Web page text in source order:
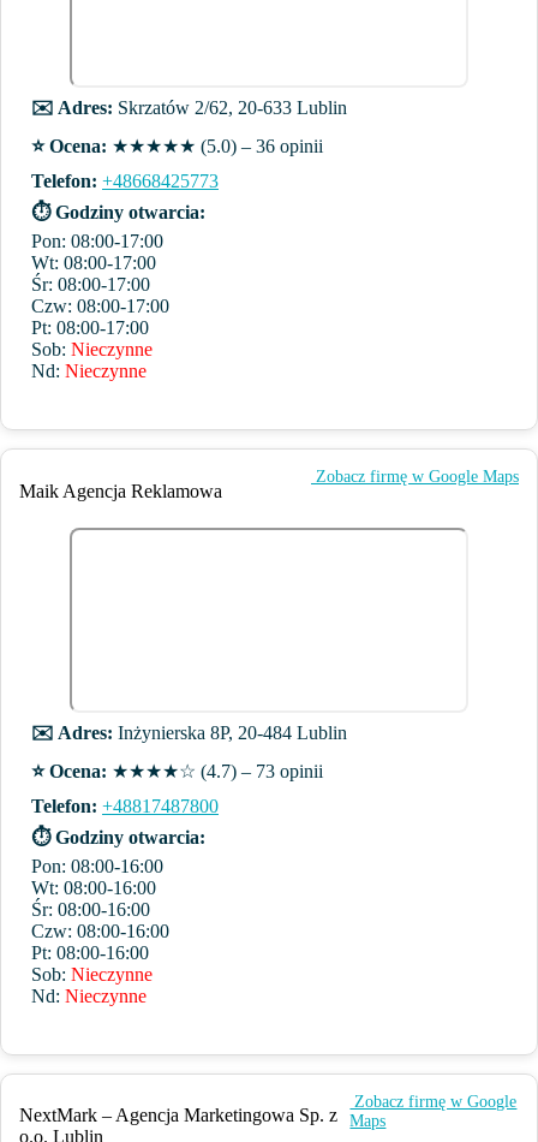
✉️ Adres: Skrzatów 2/62, 20-633 Lublin
⭐️ Ocena: ★★★★★ (5.0) – 36 opinii
Telefon: +48668425773
⏱ Godziny otwarcia:
Pon: 08:00-17:00
Wt: 08:00-17:00
Śr: 08:00-17:00
Czw: 08:00-17:00
Pt: 08:00-17:00
Sob: Nieczynne
Nd: Nieczynne
Maik Agencja Reklamowa
️ Zobacz firmę w Google Maps
✉️ Adres: Inżynierska 8P, 20-484 Lublin
⭐️ Ocena: ★★★★☆ (4.7) – 73 opinii
Telefon: +48817487800
⏱ Godziny otwarcia:
Pon: 08:00-16:00
Wt: 08:00-16:00
Śr: 08:00-16:00
Czw: 08:00-16:00
Pt: 08:00-16:00
Sob: Nieczynne
Nd: Nieczynne
NextMark – Agencja Marketingowa Sp. z
o.o. Lublin
️ Zobacz firmę w Google
Maps